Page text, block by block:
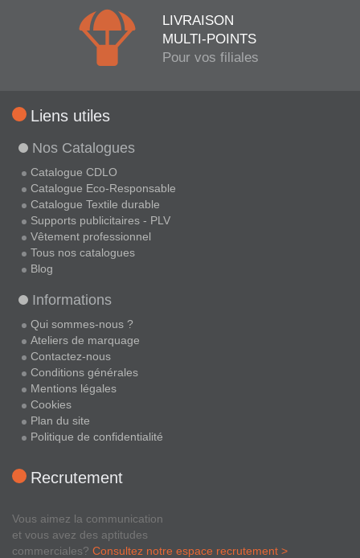
LIVRAISON
MULTI-POINTS
Pour vos filiales
Liens utiles
Nos Catalogues
Catalogue CDLO
Catalogue Eco-Responsable
Catalogue Textile durable
Supports publicitaires - PLV
Vêtement professionnel
Tous nos catalogues
Blog
Informations
Qui sommes-nous ?
Ateliers de marquage
Contactez-nous
Conditions générales
Mentions légales
Cookies
Plan du site
Politique de confidentialité
Recrutement
Vous aimez la communication
et vous avez des aptitudes
commerciales? Consultez notre espace recrutement >